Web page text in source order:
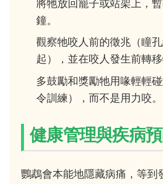
將牠放回籠子或站架上，
鐘。
觀察牠咬人前的徵兆（瞳
起），並在咬人發生前轉移
多鼓勵和獎勵牠用喙輕輕
令訓練），而不是用力咬。
健康管理與疾病
鸚鵡會本能地隱藏病痛，等到